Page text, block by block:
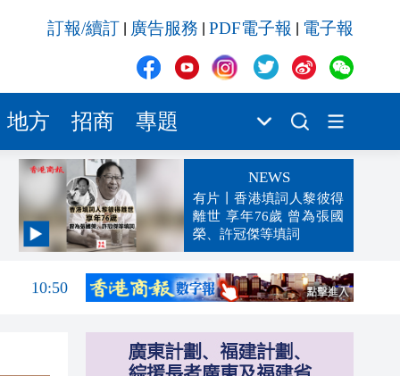
訂報/續訂 廣告服務 PDF電子報 電子報
地方 招商 專題
NEWS
有片丨香港填詞人黎彼得
離世 享年76歲 曾為張國
榮、許冠傑等填詞
11:04
10:50